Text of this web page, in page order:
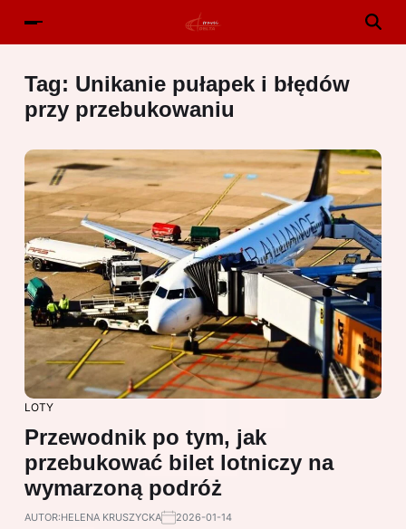
Tag: Unikanie pułapek i błędów
przy przebukowaniu
LOTY
Przewodnik po tym, jak
przebukować bilet lotniczy na
wymarzoną podróż
AUTOR:HELENA KRUSZYCKA 2026-01-14